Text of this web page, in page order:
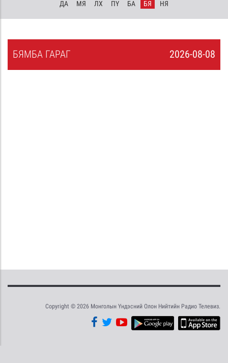
ДА МЯ ЛХ ПҮ БА БЯ НЯ
2026-08-08
БЯМБА ГАРАГ
Copyright © 2026 Монголын Үндэсний Олон Нийтийн Радио Телевиз.